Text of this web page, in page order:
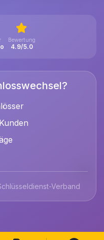
Bewertung
4.9/5.0
Verband